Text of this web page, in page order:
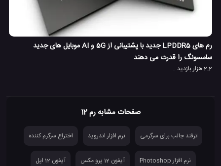
رم های LPDDR5 جدید با پشتیبانی از 5G و AI موبایل های جدید
سامسونگ را قدرت می دهند
2.2 هزار بازدید
صفحات مشابه رم 12
ترفند جالب برای سرگرمی نرم افزار اندروید اختراع سرگرم کننده
نرم افزار Photoshop آیفون 12 پرو مکس آیفون 12 اپل